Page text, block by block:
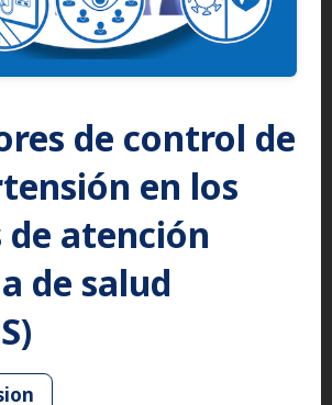
de control de
en los
atención
de salud